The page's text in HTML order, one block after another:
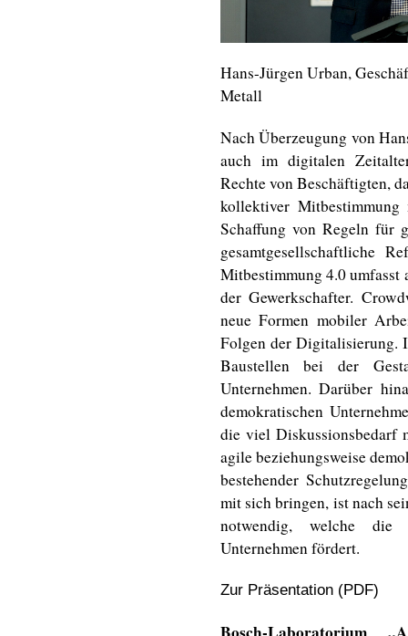
Hans-Jürgen Urban,
Metall
Nach Überzeugung von
auch im digitalen
Rechte von Beschäftigten,
kollektiver
Schaffung von Regeln für
gesamtgesellschaftliche
Mitbestimmung 4.0 umfasst
der Gewerkschafter.
neue Formen mobiler
Folgen der Digitalisierung.
Baustellen bei der
Unternehmen. Darüber
demokratischen
die viel Diskussionsbedarf
agile beziehungsweise
bestehender
mit sich bringen, ist nach
notwendig, welche die
Unternehmen fördert.
Zur Präsentation (PDF)